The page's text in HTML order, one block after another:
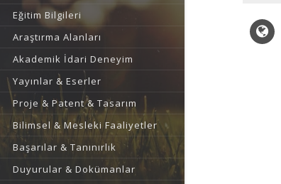
Eğitim Bilgileri
Araştırma Alanları
Akademik İdari Deneyim
Yayınlar & Eserler
Proje & Patent & Tasarım
Bilimsel & Mesleki Faaliyetler
Başarılar & Tanınırlık
Duyurular & Dokümanlar